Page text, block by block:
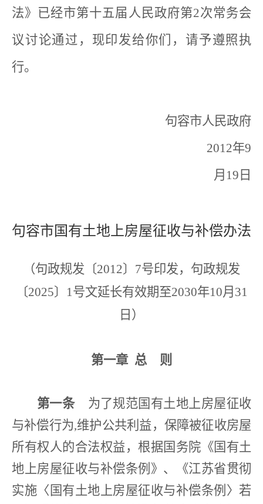
法》已经市第十五届人民政府第2次常务会
议讨论通过，现印发给你们，请予遵照执
行。
句容市人民政府
2012年9
月 19 日
句容市国有土地上房屋征收与补偿办法
（句政规发〔2012〕 7号印发，句政规发
〔2025〕 1 号文延长有效期至2030年10月 31
日）
第一章 总 则
第一条
为了规范国有土地上房屋征收
与补偿行为,维护公共利益，保障被征收房屋
所有权人的合法权益，根据国务院《国有土
地上房屋征收与补偿条例》、《江苏省贯彻
实施〈国有土地上房屋征收与补偿条例〉若